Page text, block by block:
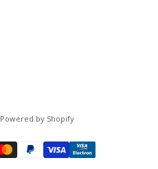
by Shopify